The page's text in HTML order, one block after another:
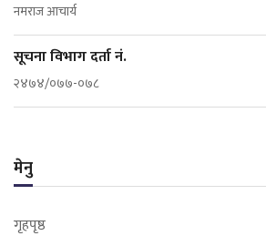
नमराज आचार्य
सूचना विभाग दर्ता नं.
२४७४/०७७-०७८
मेनु
गृहपृष्ठ